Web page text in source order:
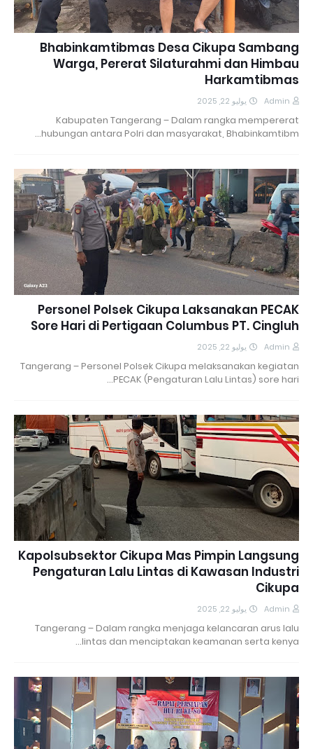
Bhabinkamtibmas Desa Cikupa Sambang
Warga, Pererat Silaturahmi dan Himbau
Harkamtibmas
Admin يوليو 22, 2025
Kabupaten Tangerang – Dalam rangka mempererat
hubungan antara Polri dan masyarakat, Bhabinkamtibm…
Personel Polsek Cikupa Laksanakan PECAK
Sore Hari di Pertigaan Columbus PT. Cingluh
Admin يوليو 22, 2025
Tangerang – Personel Polsek Cikupa melaksanakan kegiatan
PECAK (Pengaturan Lalu Lintas) sore hari…
Kapolsubsektor Cikupa Mas Pimpin Langsung
Pengaturan Lalu Lintas di Kawasan Industri
Cikupa
Admin يوليو 22, 2025
Tangerang – Dalam rangka menjaga kelancaran arus lalu
lintas dan menciptakan keamanan serta kenya…